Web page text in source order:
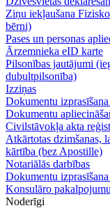
Ziņu iekļaušana
bērni)
Pases un personas
Ārzemnieka eID karte
Pilsonības jautājumi
dubultpilsonība)
Izziņas
Dokumentu
Dokumentu
Civilstāvokļa akta
Atkārtotas dzimšanas,
kārtība (bez Apostille)
Notariālās darbības
Dokumentu
Konsulāro
Noderīgi